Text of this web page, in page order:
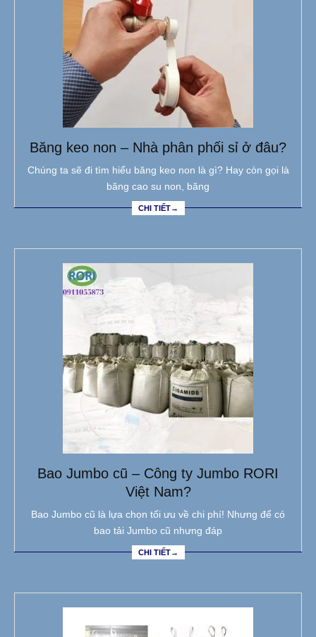
Băng keo non – Nhà phân phối sỉ ở đâu?
Chúng ta sẽ đi tìm hiểu băng keo non là gì? Hay còn gọi là
băng cao su non, băng
CHI TIẾT→
Bao Jumbo cũ – Công ty Jumbo RORI
Việt Nam?
Bao Jumbo cũ là lựa chọn tối ưu về chi phí! Nhưng để có
bao tải Jumbo cũ nhưng đáp
CHI TIẾT→